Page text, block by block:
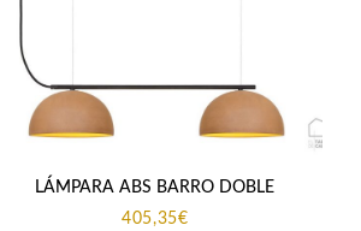
LÁMPARA ABS BARRO DOBLE
405,35€